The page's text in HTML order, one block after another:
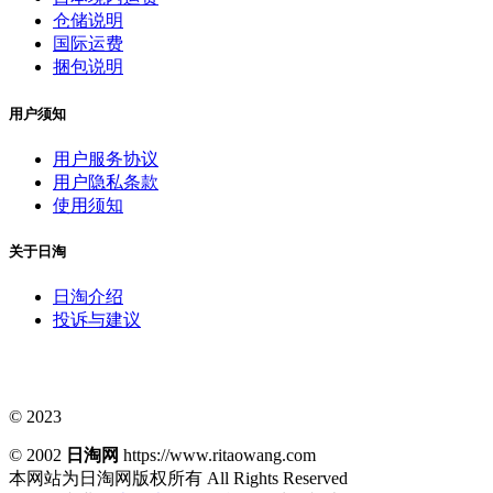
仓储说明
国际运费
捆包说明
用户须知
用户服务协议
用户隐私条款
使用须知
关于日淘
日淘介绍
投诉与建议
© 2023
© 2002 日淘网 https://www.ritaowang.com
本网站为日淘网版权所有 All Rights Reserved